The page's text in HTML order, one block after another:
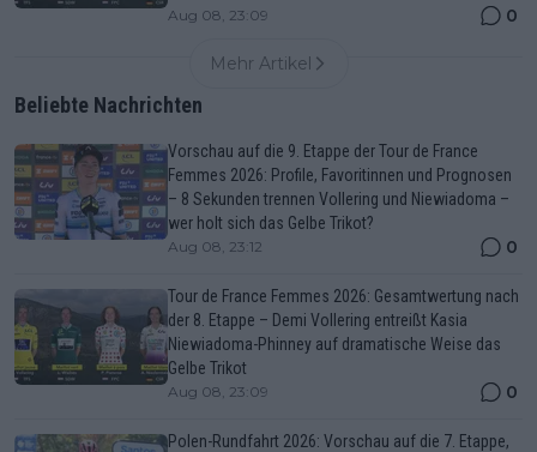
Aug 08, 23:09 0
Mehr Artikel
Beliebte Nachrichten
Vorschau auf die 9. Etappe der Tour de France
Femmes 2026: Profile, Favoritinnen und Prognosen
– 8 Sekunden trennen Vollering und Niewiadoma –
wer holt sich das Gelbe Trikot?
Aug 08, 23:12 0
Tour de France Femmes 2026: Gesamtwertung nach
der 8. Etappe – Demi Vollering entreißt Kasia
Niewiadoma-Phinney auf dramatische Weise das
Gelbe Trikot
Aug 08, 23:09 0
Polen-Rundfahrt 2026: Vorschau auf die 7. Etappe,